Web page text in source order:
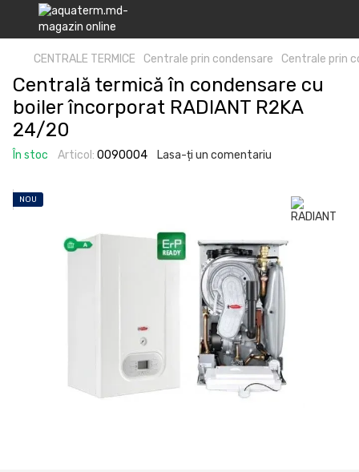
CENTRALE TERMICE Centrale prin condensare Centrale prin
Centrală termică în condensare cu
boiler încorporat RADIANT R2KA
24/20
În stoc Articol: 0090004 Lasa-ți un comentariu
NOU